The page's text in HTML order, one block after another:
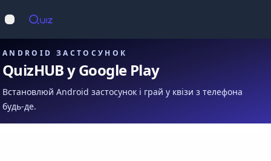
Відкрити меню
ANDROID ЗАСТОСУНОК
QuizHUB у Google Play
Встановлюй Android застосунок і грай у квізи з телефона
будь-де.